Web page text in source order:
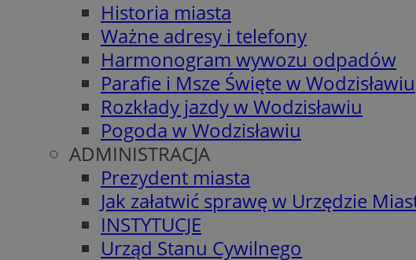
Historia miasta
Ważne adresy i telefony
Harmonogram wywozu odpadów
Parafie i Msze Święte w Wodzisławiu
Rozkłady jazdy w Wodzisławiu
Pogoda w Wodzisławiu
ADMINISTRACJA
Prezydent miasta
Jak załatwić sprawę w Urzędzie
INSTYTUCJE
Urząd Stanu Cywilnego